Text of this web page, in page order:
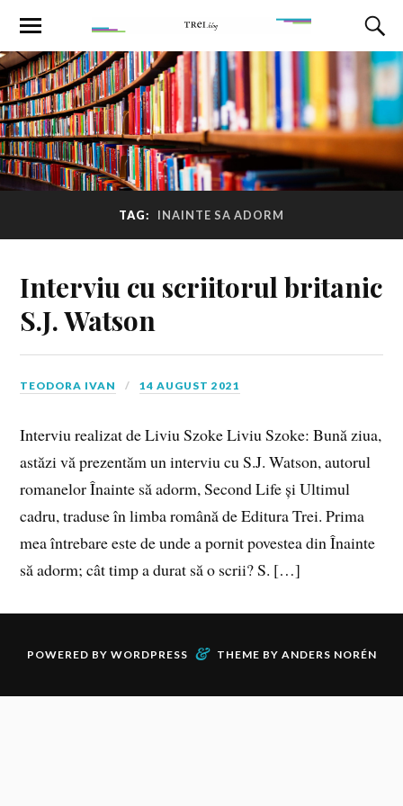
TAG: INAINTE SA ADORM
Interviu cu scriitorul britanic
S.J. Watson
TEODORA IVAN 14 AUGUST 2021
Interviu realizat de Liviu Szoke Liviu Szoke: Bună ziua,
astăzi vă prezentăm un interviu cu S.J. Watson, autorul
romanelor Înainte să adorm, Second Life și Ultimul
cadru, traduse în limba română de Editura Trei. Prima
mea întrebare este de unde a pornit povestea din Înainte
să adorm; cât timp a durat să o scrii? S. […]
POWERED BY WORDPRESS & THEME BY ANDERS NORÉN